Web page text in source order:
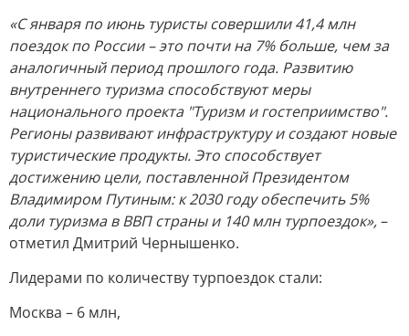
«С января по июнь туристы совершили 41,4 млн
поездок по России – это почти на 7% больше, чем за
аналогичный период прошлого года. Развитию
внутреннего туризма способствуют меры
национального проекта "Туризм и гостеприимство".
Регионы развивают инфраструктуру и создают новые
туристические продукты. Это способствует
достижению цели, поставленной Президентом
Владимиром Путиным: к 2030 году обеспечить 5%
доли туризма в ВВП страны и 140 млн турпоездок»,–
отметил Дмитрий Чернышенко.
Лидерами по количеству турпоездок стали:
Москва – 6 млн,